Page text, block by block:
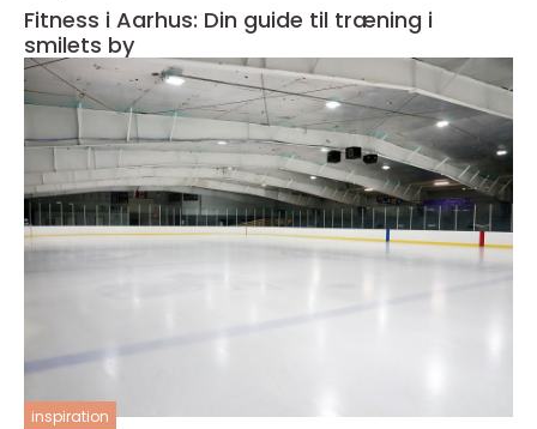
Fitness i Aarhus: Din guide til træning i
smilets by
inspiration